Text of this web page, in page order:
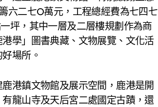
六二七O萬元，工程總經費為七四七
坪，其中一層及二層樓規劃作為商
學」圖書典藏、文物展覽、文化活
場所。
港鎮文物館及展示空間，鹿港是開
龍山寺及天后宮二處國定古蹟，還